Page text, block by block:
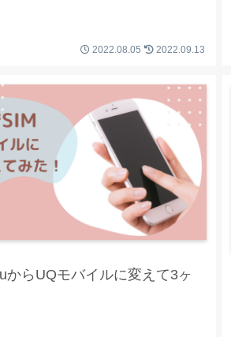
2022.08.05 2022.09.13
からUQモバイルに変えて3ヶ